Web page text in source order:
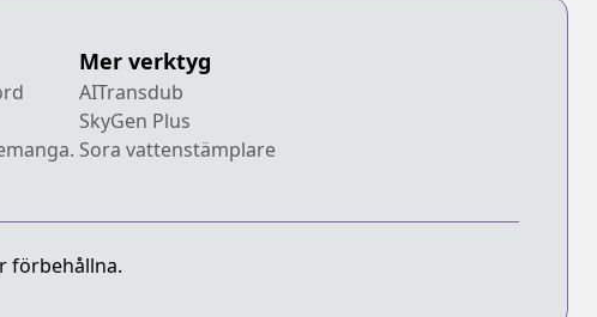
Mer verktyg
AITransdub
SkyGen Plus
Sora vattenstämplare
förbehållna.